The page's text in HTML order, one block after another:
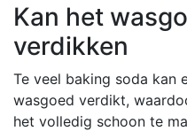
Kan het
verdikken
Te veel baking soda kan
wasgoed verdikt,
het volledig schoon te